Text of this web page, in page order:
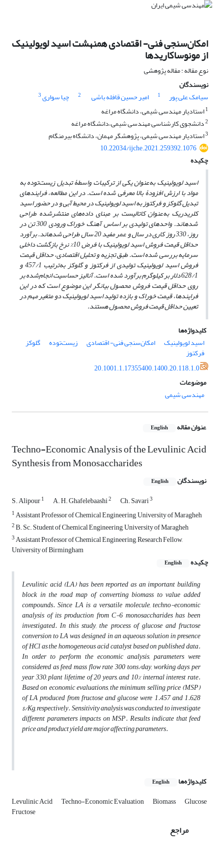
امکان‌سنجی فنی- اقتصادی همنهشت اسید لویولینیک
از مونوساکاریدها
نوع مقاله : مقاله پژوهشی
نویسندگان
سیامک علی پور
1 امیر حسین قافله باشی 2 چیا سواری3
1استادیار مهندسی شیمی، دانشگاه مراغه
2دانشجوی کارشناسی مهندسی شیمی،دانشگاه مراغه
3استادیار مهندسی شیمی، پژوهشگر مهمان، دانشگاه بیرمنگام
10.22034/ijche.2021.259392.1076
چکیده
اسید لویولینیک به‌عنوان یکی از ترکیبات واسطۀ تبدیل زیست‌توده به
مواد با ارزش افزودۀ بالا معرفی شده است. در این مطالعه، فرایندهای
تبدیل گلوکز و فرکتوز به اسید لویولینیک در محیط آبی و در حضور اسید
کلریدریک به‌عنوان کاتالیست بر مبنای داده‌های منتشرشده طراحی
شده­اند. واحدهای تولیدی بر اساس آهنگ خوراک ورودی 300 تن در
روز، 330 روز کاری در سال و عمر مفید 20 سال طراحی شده­اند. برآورد
حداقل قیمت فروش اسید لویولینیک با فرض 10% نرخ بازگشت داخلی
سرمایه بررسی شده است. طبق تجزیه و تحلیل اقتصادی، حداقل قیمت
فروش اسید لویولینیک تولیدی از فرکتوز و گلوکز به‌ترتیب 457/1 و
628/1 دلار بر کیلوگرم برآورد شده است. آنالیز حساسیت انجام‌شده بر
روی حداقل قیمت فروش محصول بیانگر این موضوع است که در این
فرایندها، قیمت خوراک و بازده تولید اسید لویولینیک دو متغیر مهم در
تعیین حداقل قیمت فروش محصول هستند.
کلیدواژه‌ها
اسید لویولینیک
امکان‌سنجی فنی- اقتصادی زیست‌توده گلوکز
فرکتوز
20.1001.1.17355400.1400.20.118.1.0
موضوعات
مهندسی شیمی
عنوان مقاله English
Techno-Economic Analysis of the Levulinic Acid
Synthesis from Monosaccharides
نویسندگان English
S. Alipour1 A. H. Ghafelebaashi2 Ch. Savari3
1Assistant Professor of Chemical Engineering, University of Maragheh
2B. Sc. Student of Chemical Engineering, University of Maragheh
3Assistant Professor of Chemical Engineering, Research Fellow,
University of Birmingham
چکیده
English
Levulinic acid (LA) has been reported as an important building
block in the road map of converting biomass to value added
compounds. Since LA is a versatile molecule, techno-economic
analysis of its production from C-6 monosaccharides has been
investigated. In this study, the process of glucose and fructose
conversion to LA was designed in an aqueous solution in presence
of HCl as the homogeneous acid catalyst based on published data.
In order to perform the economic analysis, parameters were
considered as feed mass flow rate 300 tons/day, working days per
year 330, plant lifetime of 20 years, and 10% internal interest rate.
Based on economic evaluations, the minimum selling price (MSP)
of LA produced from fructose and glucose were 1.457 and 1.628
$/Kg, respectively. Sensitivity analysis was conducted to investigate
different parameters impacts on MSP. Results indicate that feed
price and product yield are major affecting parameters.
کلیدواژه‌ها English
Levulinic Acid Techno-Economic Evaluation Biomass Glucose
Fructose
مراجع